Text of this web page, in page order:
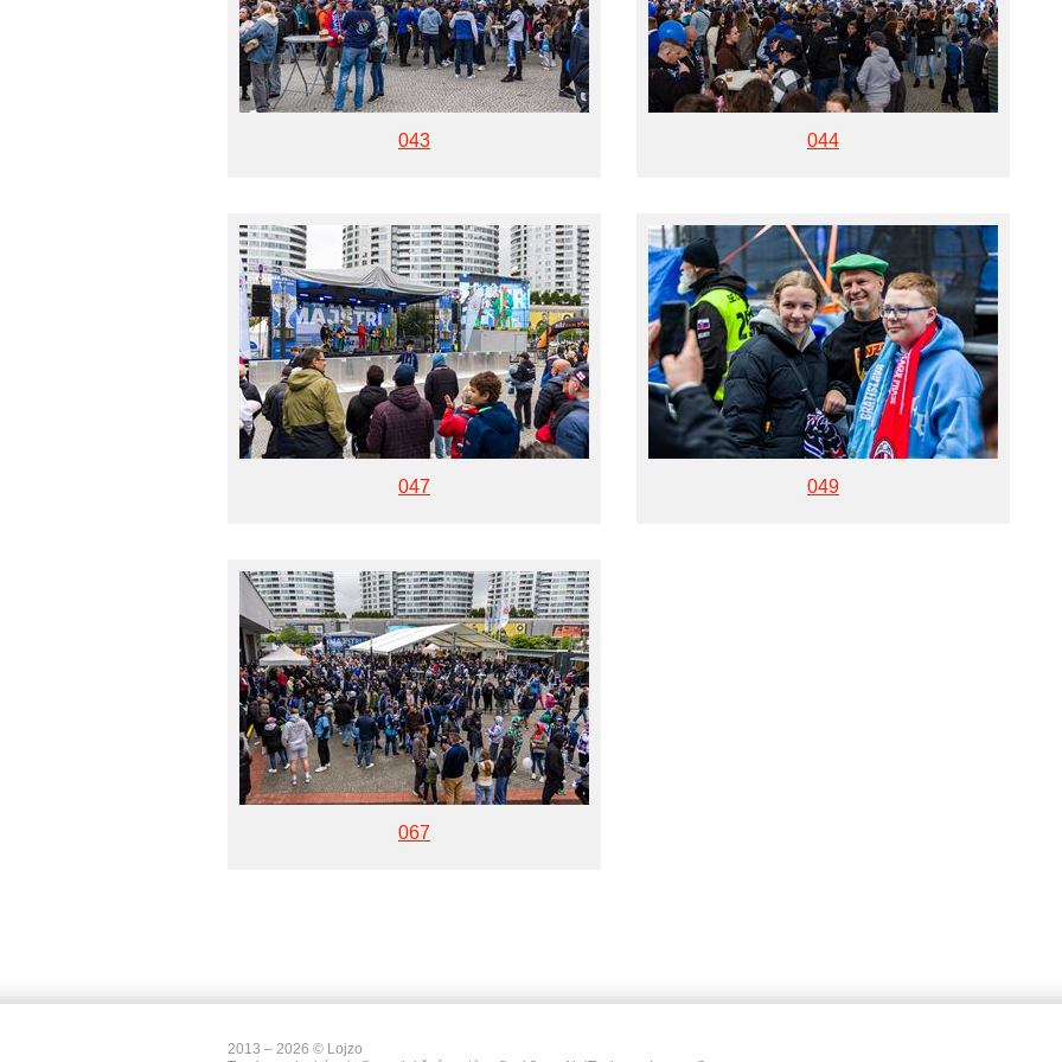
043 044
047 049
067
2013 – 2026 © Lojzo